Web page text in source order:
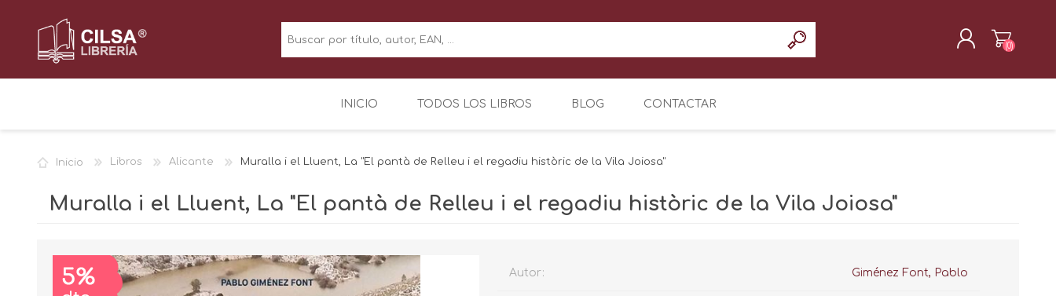
(0)
INICIO TODOS LOS LIBROS BLOG CONTACTAR
Inicio Libros Alicante Muralla i el Lluent, La "El pantà de Relleu i el regadiu històric de la Vila Joiosa"
Muralla i el Lluent, La "El pantà de Relleu i el regadiu històric de la Vila Joiosa"
Autor: Giménez Font, Pablo